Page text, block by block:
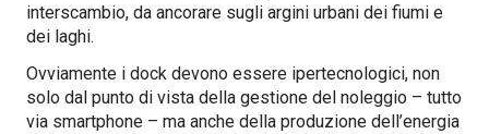
interscambio, da ancorare sugli argini urbani dei fiumi e
dei laghi.
Ovviamente i dock devono essere ipertecnologici, non
solo dal punto di vista della gestione del noleggio – tutto
via smartphone – ma anche della produzione dell’energia